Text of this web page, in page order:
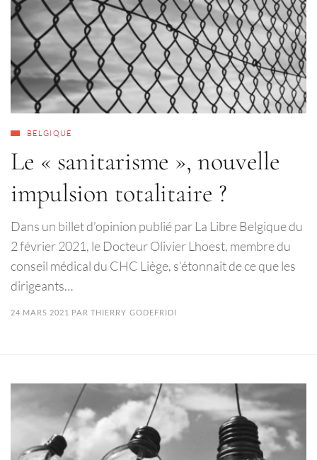
BELGIQUE
Le « sanitarisme », nouvelle
impulsion totalitaire ?
Dans un billet d’opinion publié par La Libre Belgique du
2 février 2021, le Docteur Olivier Lhoest, membre du
conseil médical du CHC Liège, s’étonnait de ce que les
dirigeants…
24 MARS 2021 PAR THIERRY GODEFRIDI